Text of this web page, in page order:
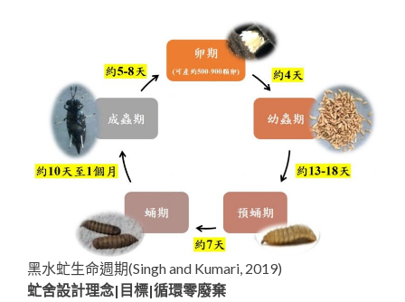
黑水虻生命週期(Singh and Kumari, 2019)
虻舍設計理念|目標|循環零廢棄